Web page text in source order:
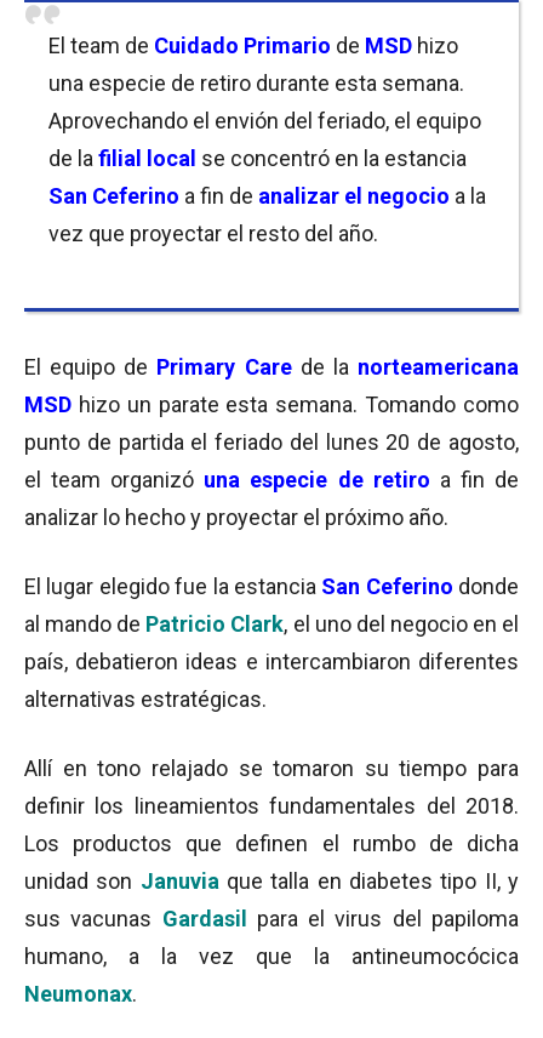
El team de Cuidado Primario de MSD hizo
una especie de retiro durante esta semana.
Aprovechando el envión del feriado, el equipo
de la filial local se concentró en la estancia
San Ceferino a fin de analizar el negocio a la
vez que proyectar el resto del año.
El equipo de Primary Care de la norteamericana
MSD hizo un parate esta semana. Tomando como
punto de partida el feriado del lunes 20 de agosto,
el team organizó una especie de retiro a fin de
analizar lo hecho y proyectar el próximo año.
El lugar elegido fue la estancia San Ceferino donde
al mando de Patricio Clark, el uno del negocio en el
país, debatieron ideas e intercambiaron diferentes
alternativas estratégicas.
Allí en tono relajado se tomaron su tiempo para
definir los lineamientos fundamentales del 2018.
Los productos que definen el rumbo de dicha
unidad son Januvia que talla en diabetes tipo II, y
sus vacunas Gardasil
para el virus del papiloma
humano, a la vez que la antineumocócica
Neumonax.